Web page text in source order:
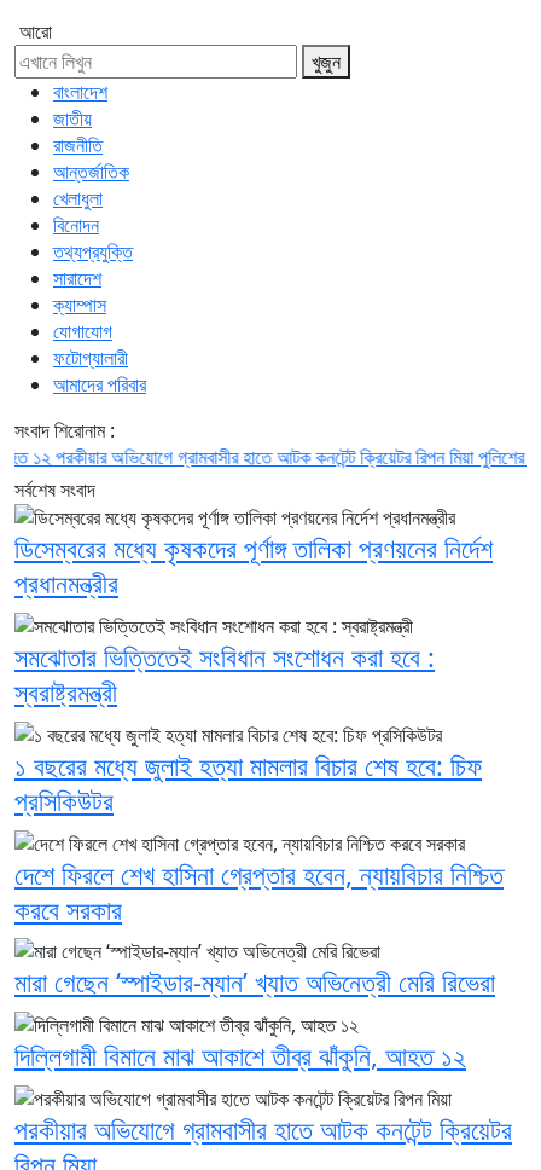
আরো
খুজুন
বাংলাদেশ
জাতীয়
রাজনীতি
আন্তর্জাতিক
খেলাধুলা
বিনোদন
তথ্যপ্রযুক্তি
সারাদেশ
ক্যাম্পাস
যোগাযোগ
ফটোগ্যালারী
আমাদের পরিবার
সংবাদ শিরোনাম :
পরকীয়ার অভিযোগে গ্রামবাসীর হাতে আটক কনটেন্ট ক্রিয়েটর রিপন মিয়াপুলিশের কোন
সর্বশেষ সংবাদ
ডিসেম্বরের মধ্যে কৃষকদের পূর্ণাঙ্গ তালিকা প্রণয়নের নির্দেশ
প্রধানমন্ত্রীর
সমঝোতার ভিত্তিতেই সংবিধান সংশোধন করা হবে :
স্বরাষ্ট্রমন্ত্রী
১ বছরের মধ্যে জুলাই হত্যা মামলার বিচার শেষ হবে: চিফ
প্রসিকিউটর
দেশে ফিরলে শেখ হাসিনা গ্রেপ্তার হবেন, ন্যায়বিচার নিশ্চিত
করবে সরকার
মারা গেছেন ‘স্পাইডার-ম্যান’ খ্যাত অভিনেত্রী মেরি রিভেরা
দিল্লিগামী বিমানে মাঝ আকাশে তীব্র ঝাঁকুনি, আহত ১২
পরকীয়ার অভিযোগে গ্রামবাসীর হাতে আটক কনটেন্ট ক্রিয়েটর